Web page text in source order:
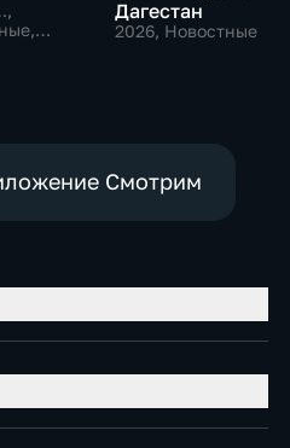
,
Дагестан
2026, Новостные
Смотрим